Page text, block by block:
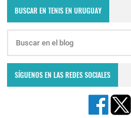
BUSCAR EN TENIS EN URUGUAY
SÍGUENOS EN LAS REDES SOCIALES